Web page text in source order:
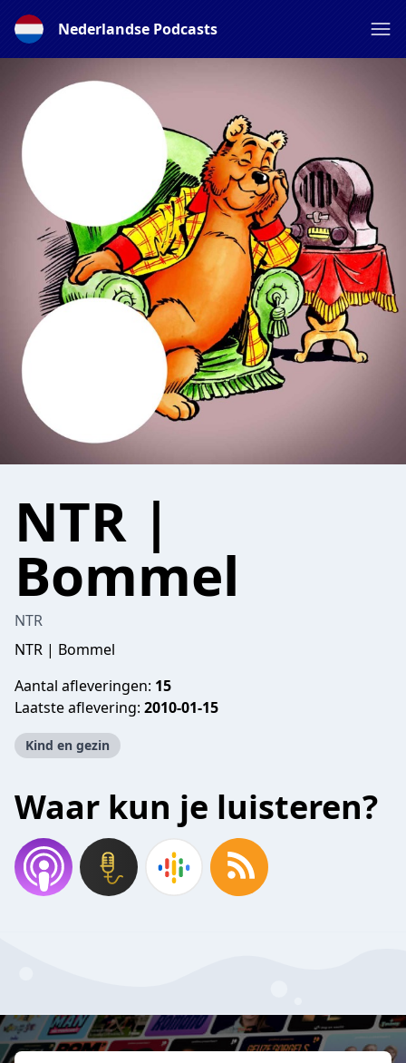
Nederlandse Podcasts
NTR |
Bommel
NTR
NTR | Bommel
Aantal afleveringen: 15
Laatste aflevering: 2010-01-15
Kind en gezin
Waar kun je luisteren?